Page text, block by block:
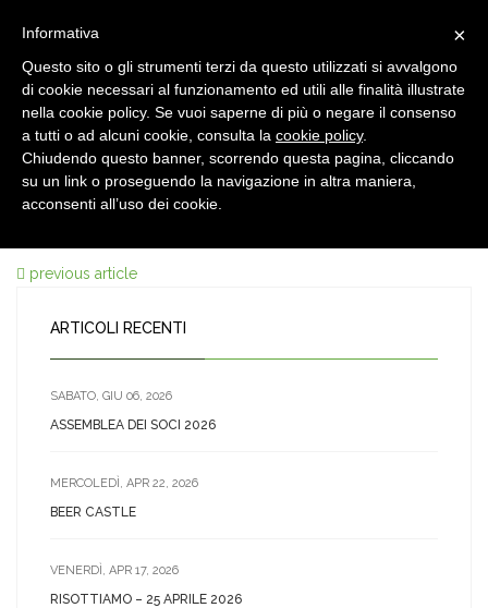
7 NOV, 2021
Diapositiva2
previous article
ARTICOLI RECENTI
SABATO, GIU 06, 2026
ASSEMBLEA DEI SOCI 2026
MERCOLEDÌ, APR 22, 2026
BEER CASTLE
VENERDÌ, APR 17, 2026
RISOTTIAMO – 25 APRILE 2026
×
Informativa
Questo sito o gli strumenti terzi da questo utilizzati si avvalgono
di cookie necessari al funzionamento ed utili alle finalità illustrate
nella cookie policy. Se vuoi saperne di più o negare il consenso
a tutti o ad alcuni cookie, consulta la cookie policy.
Chiudendo questo banner, scorrendo questa pagina, cliccando
su un link o proseguendo la navigazione in altra maniera,
acconsenti all’uso dei cookie.